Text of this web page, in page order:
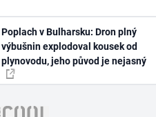
Poplach v Bulharsku: Dron plný
výbušnin explodoval kousek od
plynovodu, jeho původ je nejasný